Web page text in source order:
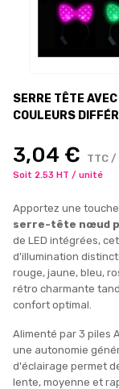
SERRE TÊTE
COULEURS
3,04 € TTC
Soit 2.53 HT / unité
Apportez une
serre-tête nœud
de LED intégrées,
d'illumination
rouge, jaune, bleu,
rétro charmante
confort optimal.
Alimenté par 3 piles
une autonomie
d'éclairage permet
lente, moyenne et